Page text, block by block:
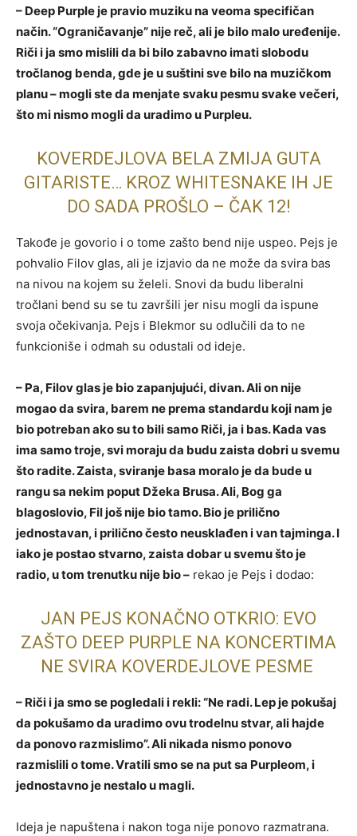
– Deep Purple je pravio muziku na veoma specifičan
način. “Ograničavanje” nije reč, ali je bilo malo uređenije.
Riči i ja smo mislili da bi bilo zabavno imati slobodu
tročlanog benda, gde je u suštini sve bilo na muzičkom
planu – mogli ste da menjate svaku pesmu svake večeri,
što mi nismo mogli da uradimo u Purpleu.
KOVERDEJLOVA BELA ZMIJA GUTA
GITARISTE… KROZ WHITESNAKE IH JE
DO SADA PROŠLO – ČAK 12!
Takođe je govorio i o tome zašto bend nije uspeo. Pejs je
pohvalio Filov glas, ali je izjavio da ne može da svira bas
na nivou na kojem su želeli. Snovi da budu liberalni
tročlani bend su se tu završili jer nisu mogli da ispune
svoja očekivanja. Pejs i Blekmor su odlučili da to ne
funkcioniše i odmah su odustali od ideje.
– Pa, Filov glas je bio zapanjujući, divan. Ali on nije
mogao da svira, barem ne prema standardu koji nam je
bio potreban ako su to bili samo Riči, ja i bas. Kada vas
ima samo troje, svi moraju da budu zaista dobri u svemu
što radite. Zaista, sviranje basa moralo je da bude u
rangu sa nekim poput Džeka Brusa. Ali, Bog ga
blagoslovio, Fil još nije bio tamo. Bio je prilično
jednostavan, i prilično često neusklađen i van tajminga. I
iako je postao stvarno, zaista dobar u svemu što je
radio, u tom trenutku nije bio – rekao je Pejs i dodao:
JAN PEJS KONAČNO OTKRIO: EVO
ZAŠTO DEEP PURPLE NA KONCERTIMA
NE SVIRA KOVERDEJLOVE PESME
– Riči i ja smo se pogledali i rekli: “Ne radi. Lep je pokušaj
da pokušamo da uradimo ovu trodelnu stvar, ali hajde
da ponovo razmislimo”. Ali nikada nismo ponovo
razmislili o tome. Vratili smo se na put sa Purpleom, i
jednostavno je nestalo u magli.
Ideja je napuštena i nakon toga nije ponovo razmatrana.